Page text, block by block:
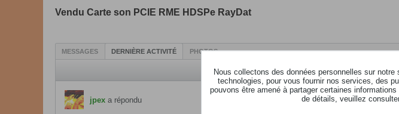
Vendu Carte son PCIE RME HDSPe RayDat
MESSAGES DERNIÈRE ACTIVITÉ PHOTOS
jpex a répondu
Nous collectons des données personnelles sur
technologies, pour vous fournir nos services, des
pouvons être amené à partager certaines
de détails, veuillez